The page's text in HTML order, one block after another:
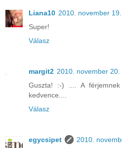
Liana10 2010. november
Super!
Válasz
margit2 2010. november 20.
Guszta! :-) .... A
kedvence....
Válasz
egycsipet
2010.